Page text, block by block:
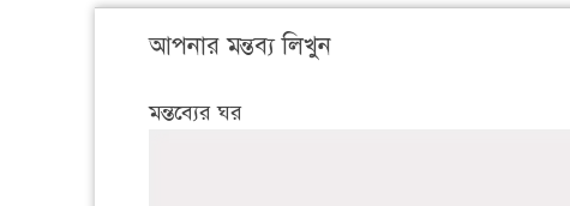
আপনার মন্তব্য লিখুন
মন্তব্যের ঘর